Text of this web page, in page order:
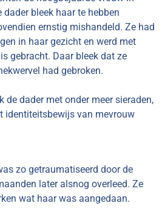
bleek haar te hebben
ernstig mishandeld. Ze had
in haar gezicht en werd met
gebracht. Daar bleek dat ze
had gebroken.
de dader met onder meer sieraden,
identiteitsbewijs van mevrouw
zo getraumatiseerd door de
later alsnog overleed. Ze
wat haar was aangedaan.